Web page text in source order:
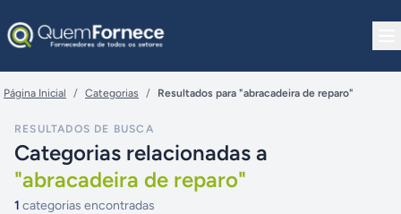
Página Inicial / Categorias / Resultados para "abracadeira de reparo"
RESULTADOS DE BUSCA
Categorias relacionadas a
"abracadeira de reparo"
1 categorias encontradas